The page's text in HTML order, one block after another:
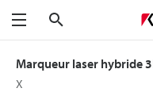
Menu
Marqueur laser hybride
X